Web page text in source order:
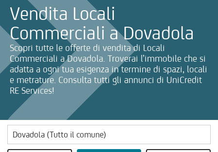
Vendita Locali
Commerciali a Dovadola
Scopri tutte le offerte di vendita di Locali
Commerciali a Dovadola. Troverai l’immobile che si
adatta a ogni tua esigenza in termine di spazi, locali
e metrature. Consulta tutti gli annunci di UniCredit
RE Services!